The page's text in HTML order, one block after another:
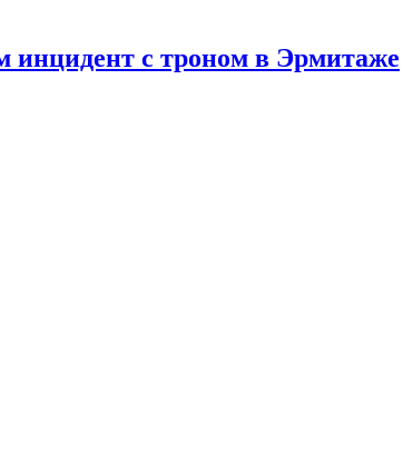
инцидент с троном в Эрмитаже